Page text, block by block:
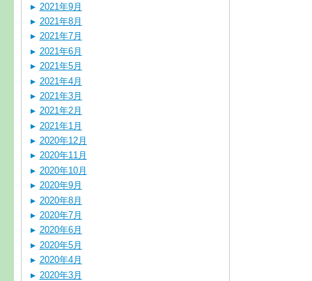
2021年9月
2021年8月
2021年7月
2021年6月
2021年5月
2021年4月
2021年3月
2021年2月
2021年1月
2020年12月
2020年11月
2020年10月
2020年9月
2020年8月
2020年7月
2020年6月
2020年5月
2020年4月
2020年3月